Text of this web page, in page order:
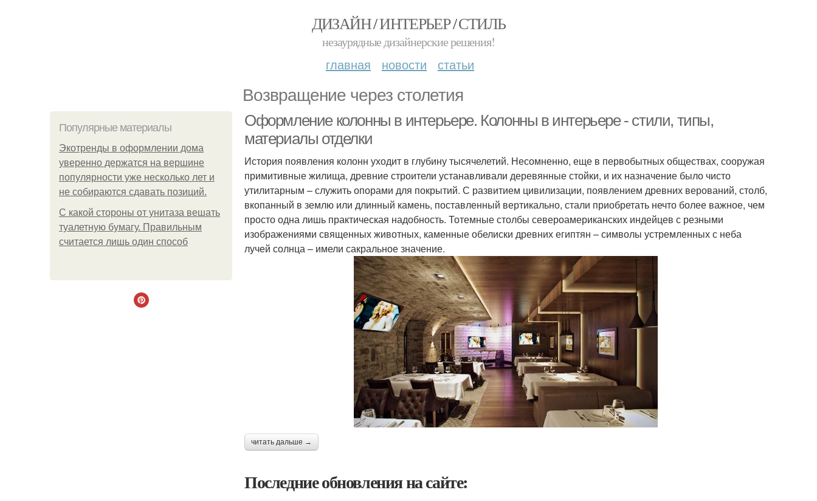
ДИЗАЙН / ИНТЕРЬЕР / СТИЛЬ
незаурядные дизайнерские решения!
главная новости статьи
Возвращение через столетия
Популярные материалы
Экотренды в оформлении дома
уверенно держатся на вершине
популярности уже несколько лет и
не собираются сдавать позиций.
С какой стороны от унитаза вешать
туалетную бумагу. Правильным
считается лишь один способ
Оформление колонны в интерьере. Колонны в интерьере - стили, типы,
материалы отделки
История появления колонн уходит в глубину тысячелетий. Несомненно, еще в первобытных обществах, сооружая
примитивные жилища, древние строители устанавливали деревянные стойки, и их назначение было чисто
утилитарным – служить опорами для покрытий. С развитием цивилизации, появлением древних верований, столб,
вкопанный в землю или длинный камень, поставленный вертикально, стали приобретать нечто более важное, чем
просто одна лишь практическая надобность. Тотемные столбы североамериканских индейцев с резными
изображениями священных животных, каменные обелиски древних египтян – символы устремленных с неба
лучей солнца – имели сакральное значение.
читать дальше →
Последние обновления на сайте: